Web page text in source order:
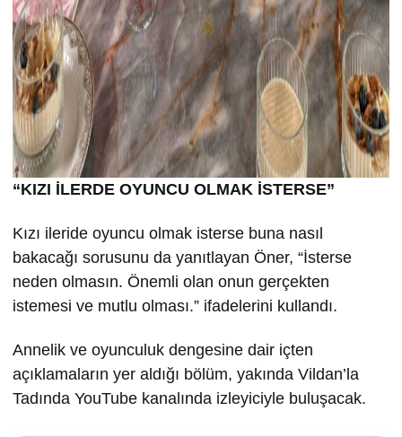
“KIZI İLERDE OYUNCU OLMAK İSTERSE”
Kızı ileride oyuncu olmak isterse buna nasıl
bakacağı sorusunu da yanıtlayan Öner, “İsterse
neden olmasın. Önemli olan onun gerçekten
istemesi ve mutlu olması.” ifadelerini kullandı.
Annelik ve oyunculuk dengesine dair içten
açıklamaların yer aldığı bölüm, yakında Vildan’la
Tadında YouTube kanalında izleyiciyle buluşacak.